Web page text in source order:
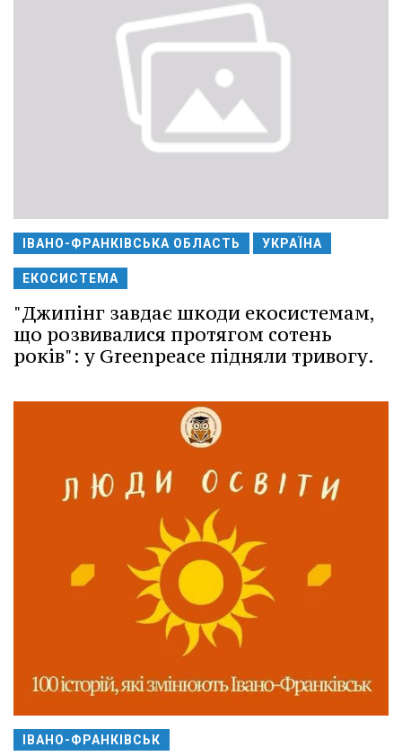
ІВАНО-ФРАНКІВСЬКА ОБЛАСТЬ УКРАЇНА
ЕКОСИСТЕМА
"Джипінг завдає шкоди екосистемам,
що розвивалися протягом сотень
років": у Greenpeace підняли тривогу.
ІВАНО-ФРАНКІВСЬК